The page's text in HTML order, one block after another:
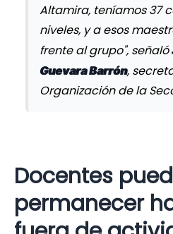
Altamira, teníamos 37
niveles, y a esos
frente al grupo", señaló
Guevara Barrón,
Organización de la
Docentes
permanecer